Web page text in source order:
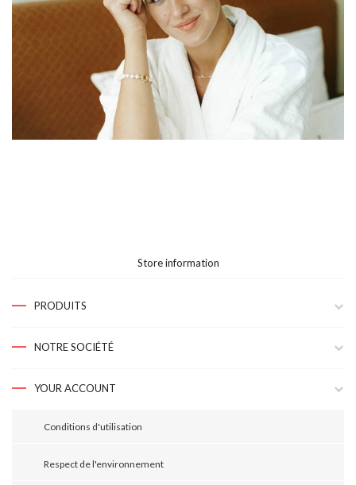
Store information
PRODUITS
NOTRE SOCIÉTÉ
YOUR ACCOUNT
Conditions d'utilisation
Respect de l'environnement